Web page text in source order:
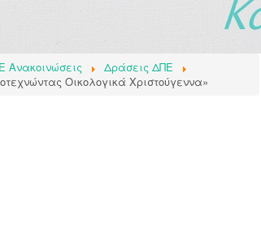
Ανακοινώσεις
Δράσεις ΔΠΕ
Οικολογικά Χριστούγεννα»